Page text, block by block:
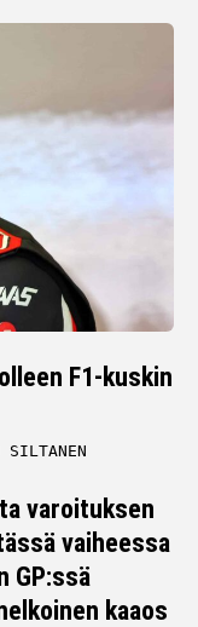
F1-kuskin
SILTANEN
varoituksen
vaiheessa
GP:ssä
kaaos